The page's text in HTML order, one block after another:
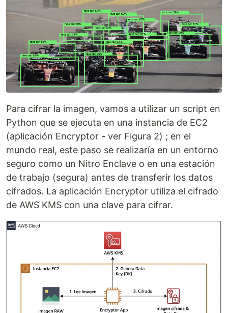
Para cifrar la imagen, vamos a utilizar un script en
Python que se ejecuta en una instancia de EC2
(aplicación Encryptor - ver Figura 2) ; en el
mundo real, este paso se realizaría en un entorno
seguro como un Nitro Enclave o en una estación
de trabajo (segura) antes de transferir los datos
cifrados. La aplicación Encryptor utiliza el cifrado
de AWS KMS con una clave para cifrar.